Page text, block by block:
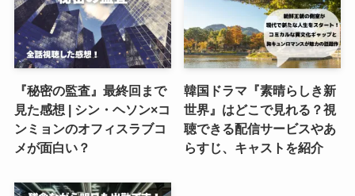
『秘密の監査』最終回まで
見た感想 | シン・ヘソン×コ
ンミョンのオフィスラブコ
メが面白い？
韓国ドラマ『素晴らしき新
世界』はどこで見れる？視
聴できる配信サービスやあ
らすじ、キャストを紹介